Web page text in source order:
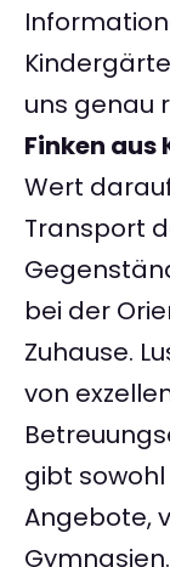
uns genau
Finken aus
Wert
Transport
bei der
Zuhause.
von
gibt
Angebote,